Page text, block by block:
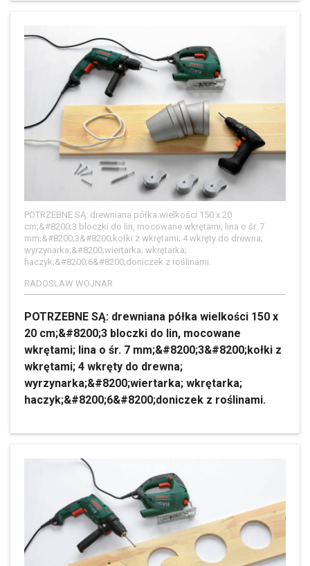
POTRZEBNE SĄ: drewniana półka wielkości 150 x 20
cm;&#8200;3 bloczki do lin, mocowane wkrętami; lina o śr. 7
mm;&#8200;3&#8200;kołki z wkrętami; 4 wkręty do drewna;
wyrzynarka;&#8200;wiertarka; wkrętarka;
haczyk;&#8200;6&#8200;doniczek z roślinami.
RADOSLAW WOJNAR
POTRZEBNE SĄ: drewniana półka wielkości 150 x
20 cm;&#8200;3 bloczki do lin, mocowane
wkrętami; lina o śr. 7 mm;&#8200;3&#8200;kołki z
wkrętami; 4 wkręty do drewna;
wyrzynarka;&#8200;wiertarka; wkrętarka;
haczyk;&#8200;6&#8200;doniczek z roślinami.